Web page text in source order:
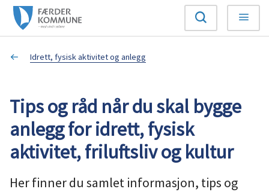
F
æ
d
e
r
k
Søk Meny
Du
her:
Idrett, fysisk aktivitet og anlegg
Tips og råd når du skal bygge
anlegg for idrett, fysisk
aktivitet, friluftsliv og kultur
Her finner du samlet informasjon, tips og